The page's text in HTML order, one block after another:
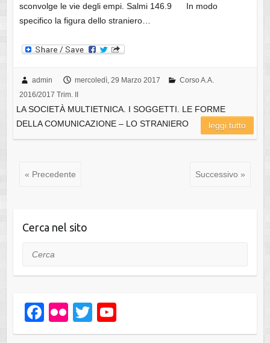
sconvolge le vie degli empi. Salmi 146.9 In modo
specifico la figura dello straniero…
admin mercoledì, 29 Marzo 2017
Corso A.A.
2016/2017 Trim. II
LA SOCIETÀ MULTIETNICA. I SOGGETTI. LE FORME
DELLA COMUNICAZIONE – LO STRANIERO
leggi tutto
« Precedente Successivo »
Cerca nel sito
Cerca
F
a
Fl
ic
T
wi o